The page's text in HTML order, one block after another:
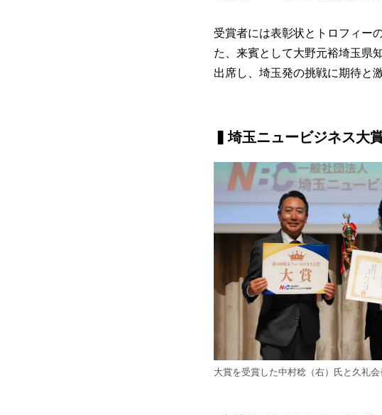
受賞者には表彰状とトロフィー
た、来賓として大野元裕埼玉県
出席し、埼玉発の挑戦に期待と
▍埼玉ニュービジネス大
大賞を受賞した中村稔（右）氏と久礼会